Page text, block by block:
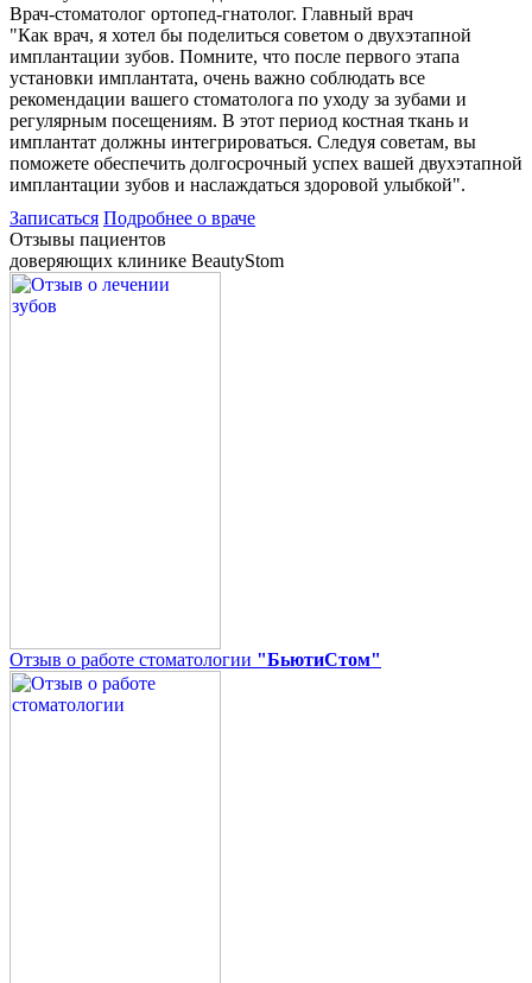
Врач-стоматолог ортопед-гнатолог. Главный врач
"Как врач, я хотел бы поделиться советом о двухэтапной
имплантации зубов. Помните, что после первого этапа
установки имплантата, очень важно соблюдать все
рекомендации вашего стоматолога по уходу за зубами и
регулярным посещениям. В этот период костная ткань и
имплантат должны интегрироваться. Следуя советам, вы
поможете обеспечить долгосрочный успех вашей двухэтапной
имплантации зубов и наслаждаться здоровой улыбкой".
Записаться Подробнее о враче
Отзывы пациентов
доверяющих клинике BeautyStom
Отзыв о работе стоматологии "БьютиСтом"